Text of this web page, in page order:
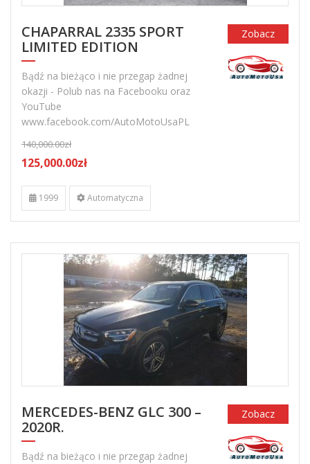
CHAPARRAL 2335 SPORT
LIMITED EDITION
Bądź na bieżąco i nie przegap żadnej
okazji - Polub nas na Facebooku oraz
YouTube
www.facebook.com/AutoMotoUsaPL
140,000.00zł
125,000.00zł
Zobacz
1999 Automatyczna
MERCEDES-BENZ GLC 300 –
2020R.
Bądź na bieżąco i nie przegap żadnej
Zobacz